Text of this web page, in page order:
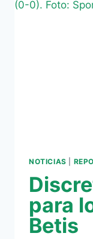
NOTICIAS
para
Betis